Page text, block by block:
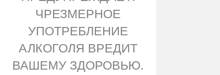
ЧРЕЗМЕРНОЕ
УПОТРЕБЛЕНИЕ
АЛКОГОЛЯ ВРЕДИТ
ВАШЕМУ ЗДОРОВЬЮ.